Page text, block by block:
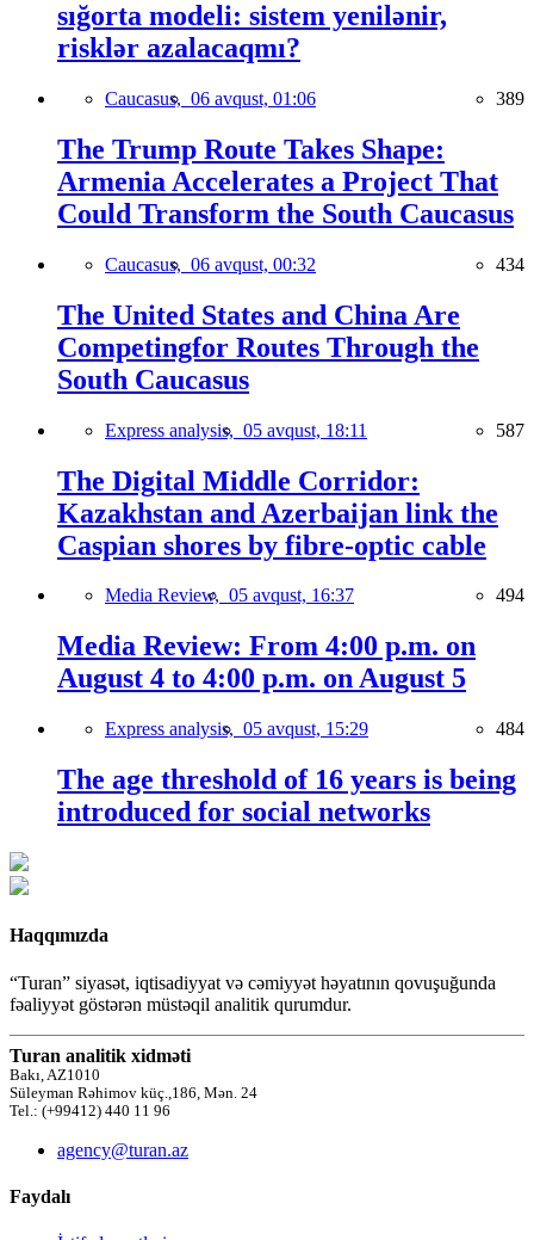
sığorta modeli: sistem yenilənir,
risklər azalacaqmı?
Caucasus, 06 avqust, 01:06 389
The Trump Route Takes Shape:
Armenia Accelerates a Project That
Could Transform the South Caucasus
Caucasus, 06 avqust, 00:32 434
The United States and China Are
Competingfor Routes Through the
South Caucasus
Express analysis, 05 avqust, 18:11 587
The Digital Middle Corridor:
Kazakhstan and Azerbaijan link the
Caspian shores by fibre-optic cable
Media Review, 05 avqust, 16:37 494
Media Review: From 4:00 p.m. on
August 4 to 4:00 p.m. on August 5
Express analysis, 05 avqust, 15:29 484
The age threshold of 16 years is being
introduced for social networks
Haqqımızda
“Turan” siyasət, iqtisadiyyat və cəmiyyət həyatının qovuşuğunda
fəaliyyət göstərən müstəqil analitik qurumdur.
Turan analitik xidməti
Bakı, AZ1010
Süleyman Rəhimov küç.,186, Mən. 24
Tel.: (+99412) 440 11 96
agency@turan.az
Faydalı